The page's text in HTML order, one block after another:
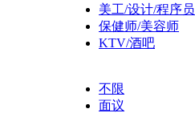
美工/设计/程序员
保健师/美容师
KTV/酒吧
不限
面议